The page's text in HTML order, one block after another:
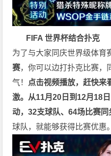
FIFA 世界杯结合扑克
为了与大家同庆世界级体育
赛，你可以边打扑克比赛，
气！ 点击视频播放，赶快来
激。 从11月20日到12月18
动，32支球队、64场比赛同
球队，就能够获得比赛优惠。